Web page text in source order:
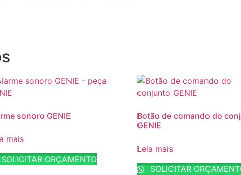
sonoro GENIE
mais
SOLICITAR ORÇAMENTO
Botão de comando do
GENIE
Leia mais
SOLICITAR